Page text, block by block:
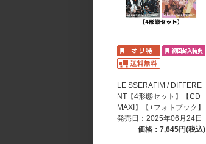
LE SSERAFIM / DIFFERE
NT【4形態セット】【CD
MAXI】【+フォトブック】
発売日：2025年06月24日
価格：7,645円(税込)